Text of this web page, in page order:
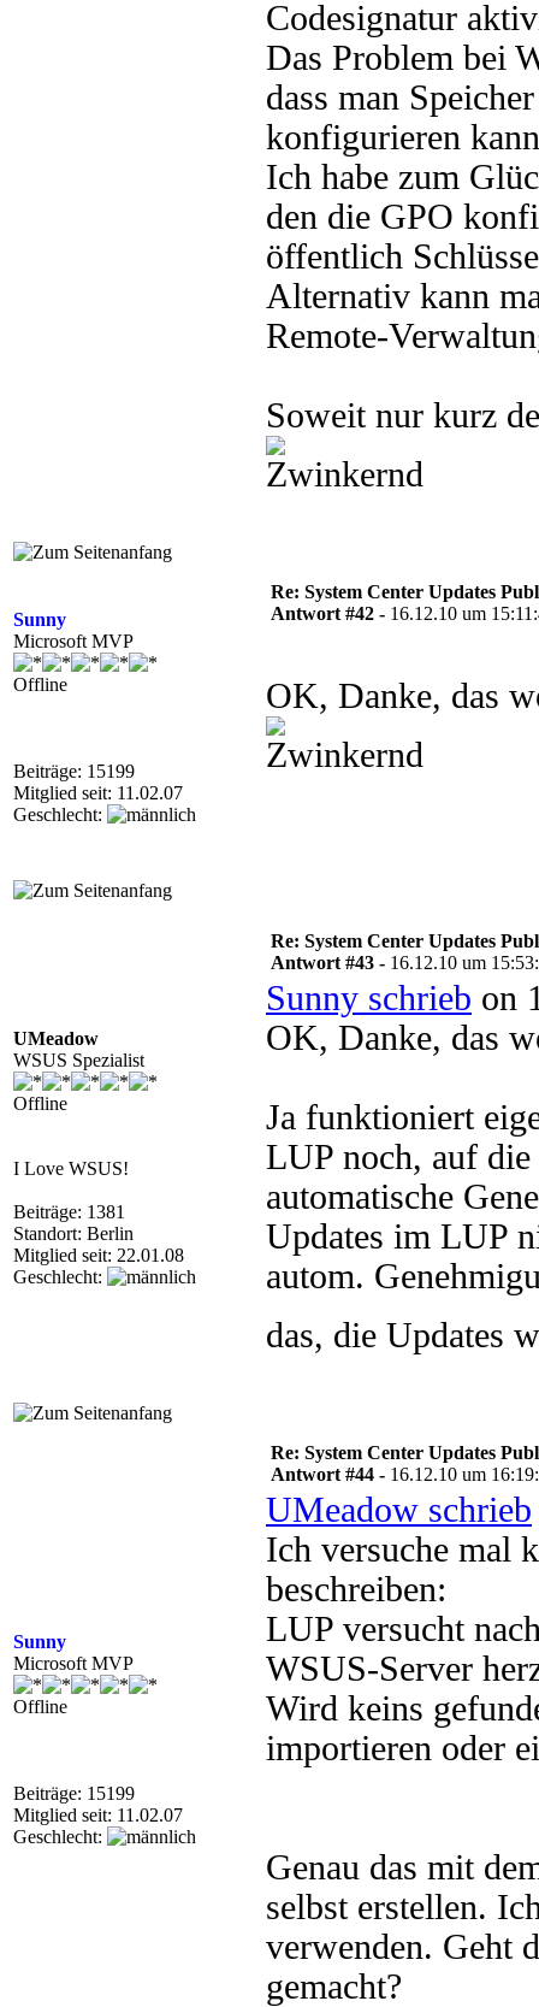
Codesignatur
Das Problem bei
dass man
konfigurieren
Ich habe zum
den die GPO
öffentlich
Alternativ kann
Remote-
Soweit nur kurz
Sunny
Microsoft MVP
Offline
Beiträge: 15199
Mitglied seit: 11.02.07
Geschlecht:
Re: System Center Updates
Antwort #42 - 16.12.10 um
OK, Danke, das
UMeadow
WSUS Spezialist
Offline
I Love WSUS!
Beiträge: 1381
Standort: Berlin
Mitglied seit: 22.01.08
Geschlecht:
Re: System Center Updates
Antwort #43 - 16.12.10 um
Sunny schrieb on
OK, Danke, das
Ja funktioniert
LUP noch, auf
automatische
Updates im LUP
autom.
das, die Updates
Sunny
Microsoft MVP
Offline
Beiträge: 15199
Mitglied seit: 11.02.07
Geschlecht:
Re: System Center Updates
Antwort #44 - 16.12.10 um
UMeadow schrieb
Ich versuche mal
beschreiben:
LUP versucht
WSUS-Server
Wird keins
importieren oder
Genau das mit
selbst erstellen.
verwenden. Geht
gemacht?